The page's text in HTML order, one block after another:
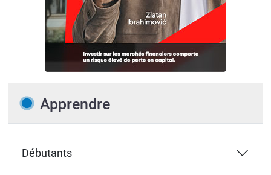
Apprendre
Débutants